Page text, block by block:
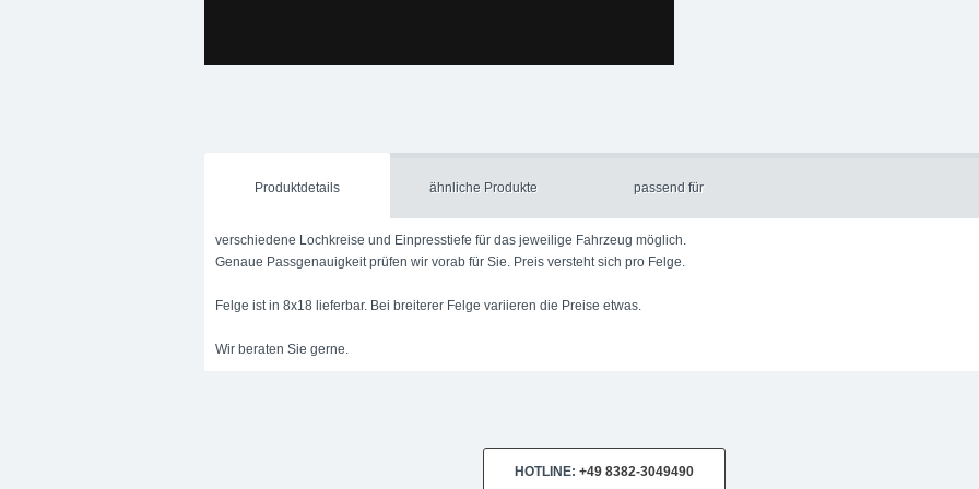
upgraded Automotive Group
Produktdetails ähnliche Produkte passend für
verschiedene Lochkreise und Einpresstiefe für das jeweilige Fahrzeug möglich.
Genaue Passgenauigkeit prüfen wir vorab für Sie. Preis versteht sich pro Felge.
Felge ist in 8x18 lieferbar. Bei breiterer Felge variieren die Preise etwas.
Wir beraten Sie gerne.
HOTLINE: +49 8382-3049490